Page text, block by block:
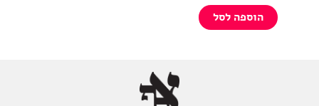
הוספה לסל